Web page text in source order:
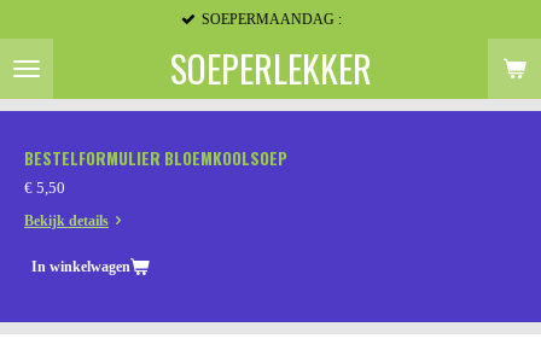
naar
de
SOEPERLEKKER
SOEPERMAANDAG :
BESTELFORMULIER BLOEMKOOLSOEP
€ 5,50
Bekijk details
In winkelwagen